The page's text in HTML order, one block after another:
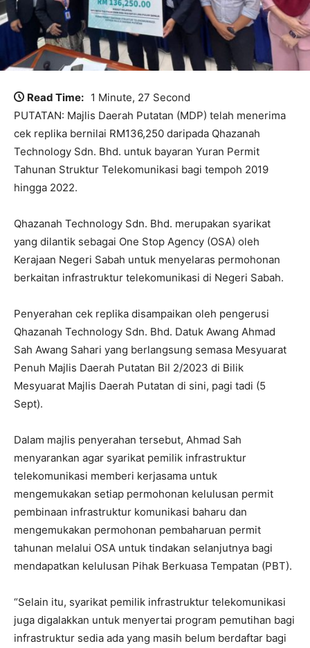
Read Time: 1 Minute, 27 Second
PUTATAN: Majlis Daerah Putatan (MDP) telah menerima
cek replika bernilai RM136,250 daripada Qhazanah
Technology Sdn. Bhd. untuk bayaran Yuran Permit
Tahunan Struktur Telekomunikasi bagi tempoh 2019
hingga 2022.
Qhazanah Technology Sdn. Bhd. merupakan syarikat
yang dilantik sebagai One Stop Agency (OSA) oleh
Kerajaan Negeri Sabah untuk menyelaras permohonan
berkaitan infrastruktur telekomunikasi di Negeri Sabah.
Penyerahan cek replika disampaikan oleh pengerusi
Qhazanah Technology Sdn. Bhd. Datuk Awang Ahmad
Sah Awang Sahari yang berlangsung semasa Mesyuarat
Penuh Majlis Daerah Putatan Bil 2/2023 di Bilik
Mesyuarat Majlis Daerah Putatan di sini, pagi tadi (5
Sept).
Dalam majlis penyerahan tersebut, Ahmad Sah
menyarankan agar syarikat pemilik infrastruktur
telekomunikasi memberi kerjasama untuk
mengemukakan setiap permohonan kelulusan permit
pembinaan infrastruktur komunikasi baharu dan
mengemukakan permohonan pembaharuan permit
tahunan melalui OSA untuk tindakan selanjutnya bagi
mendapatkan kelulusan Pihak Berkuasa Tempatan (PBT).
“Selain itu, syarikat pemilik infrastruktur telekomunikasi
juga digalakkan untuk menyertai program pemutihan bagi
infrastruktur sedia ada yang masih belum berdaftar bagi